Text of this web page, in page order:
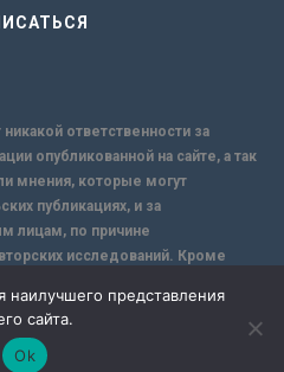
ответственности за
опубликованной на сайте, а так
мнения, которые могут
публикациях, и за
лицам, по причине
исследований. Кроме
не несет ответственности за
наилучшего представления
сайта.
Ok